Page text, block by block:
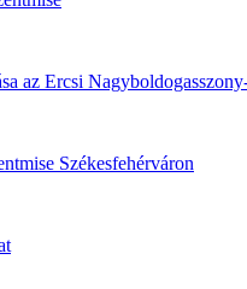
az Ercsi
Székesfehérváron